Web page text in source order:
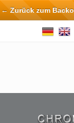
← Zurück zum
Eventuell können